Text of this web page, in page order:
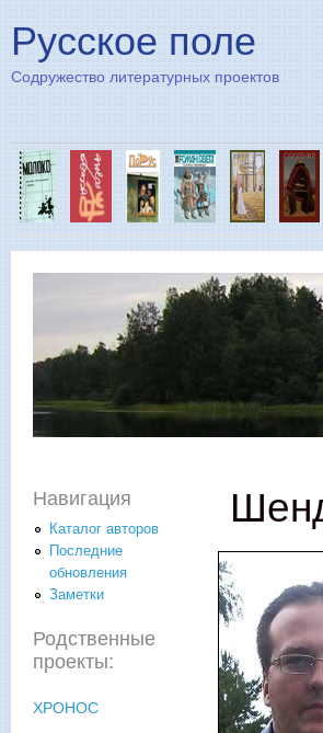
Русское поле
Содружество литературных проектов
Навигация
Каталог авторов
Последние
обновления
Заметки
Родственные
проекты:
ХРОНОС